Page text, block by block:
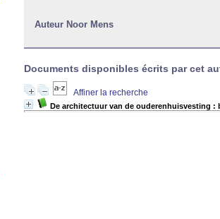
Auteur Noor Mens
Documents disponibles écrits par cet
Affiner la recherche
De architectuur van de ouderenhuisvesting :